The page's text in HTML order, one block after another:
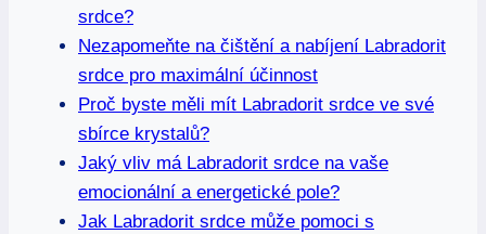
srdce?
Nezapomeňte na čištění a nabíjení Labradorit
srdce pro maximální účinnost
Proč byste měli mít Labradorit srdce ve své
sbírce krystalů?
Jaký vliv má Labradorit srdce na vaše
emocionální a energetické pole?
Jak Labradorit srdce může pomoci s